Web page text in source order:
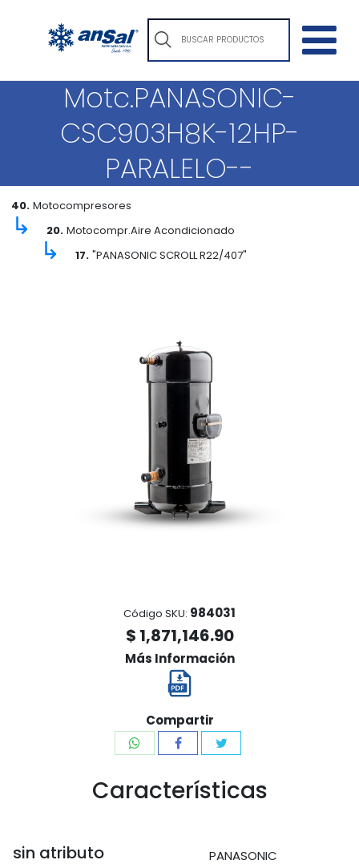
Motc.PANASONIC-
CSC903H8K-12HP-
PARALELO--
40. Motocompresores
↳ 20. Motocompr.Aire Acondicionado
↳ 17. "PANASONIC SCROLL R22/407"
Código SKU: 984031
$ 1,871,146.90
Más Información
Compartir
Características
sin atributo PANASONIC